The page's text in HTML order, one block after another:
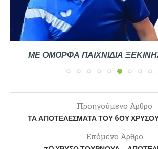
ΜΕ ΟΜΟΡΦΑ ΠΑΙΧΝΊΔΙΑ
Προηγούμενο Άρθρο
ΤΑ ΑΠΟΤΕΛΈΣΜΑΤΑ ΤΟΥ 6ΟΥ
Επόμενο Άρθρο